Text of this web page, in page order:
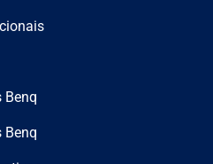
Benq
Benq